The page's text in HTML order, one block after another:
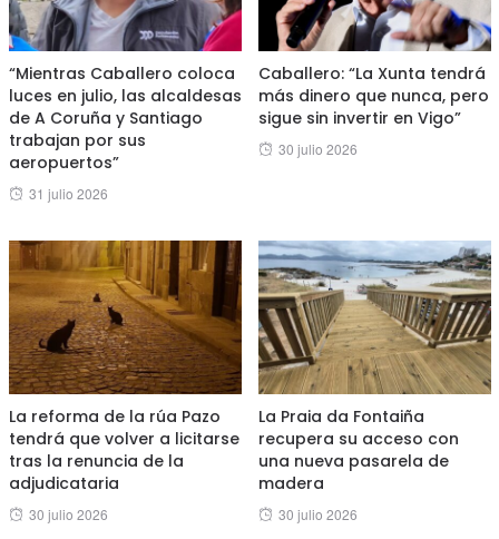
“Mientras Caballero coloca
luces en julio, las alcaldesas
de A Coruña y Santiago
trabajan por sus
aeropuertos”
Posted
31 julio 2026
Caballero: “La Xunta tendrá
más dinero que nunca, pero
sigue sin invertir en Vigo”
Posted
30 julio 2026
La reforma de la rúa Pazo
tendrá que volver a licitarse
tras la renuncia de la
adjudicataria
Posted
30 julio 2026
La Praia da Fontaiña
recupera su acceso con
una nueva pasarela de
madera
Posted
30 julio 2026